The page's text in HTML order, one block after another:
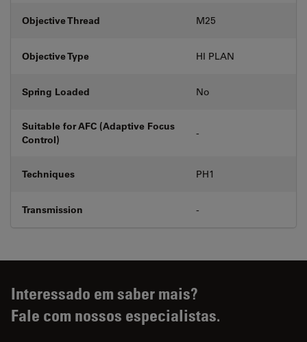
Objective Thread M25
Objective Type HI PLAN
Spring Loaded No
Suitable for AFC (Adaptive Focus
Control)
-
Techniques PH1
Transmission -
Interessado em saber mais?
Fale com nossos especialistas.